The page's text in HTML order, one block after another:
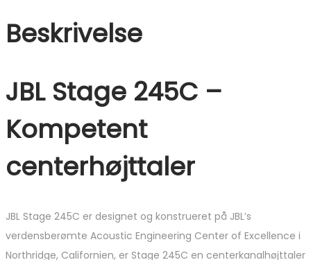
Beskrivelse
JBL Stage 245C –
Kompetent
centerhøjttaler
JBL Stage 245C er designet og konstrueret på JBL’s
verdensberømte Acoustic Engineering Center of Excellence i
Northridge, Californien, er Stage 245C en centerkanalhøjttaler